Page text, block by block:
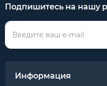
Подпишитесь на нашу
Информация